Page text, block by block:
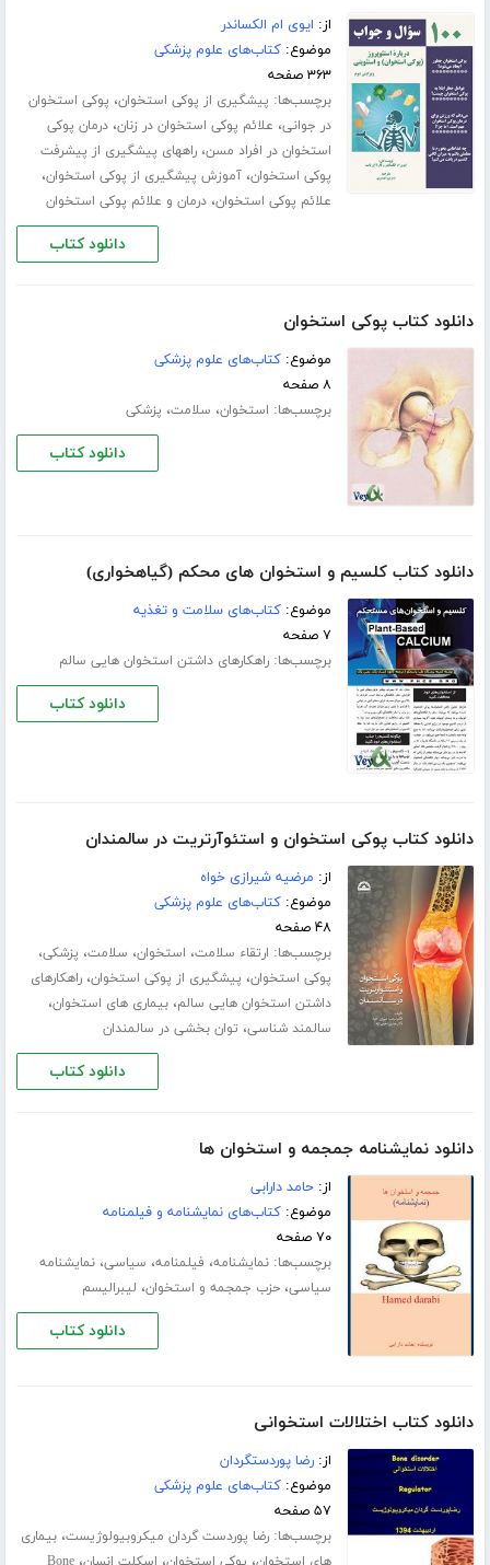
از: ایوی ام الکساندر
موضوع:کتاب‌های علوم پزشکی
۳۶۳ صفحه
برچسب‌ها: پیشگیری از پوکی استخوان، پوکی استخوان
در جوانی، علائم پوکی استخوان در زنان،درمان پوکی
استخوان در افراد مسن،راههای پیشگیری از پیشرفت
پوکی استخوان،آموزش پیشگیری از پوکی استخوان،
علائم پوکی استخوان،درمان و علائم پوکی استخوان
دانلود کتاب
دانلود کتاب پوکی استخوان
موضوع:کتاب‌های علوم پزشکی
۸ صفحه
برچسب‌ها: استخوان، سلامت، پزشکی
دانلود کتاب
دانلود کتاب کلسیم و استخوان های محکم (گیاهخواری)
موضوع:کتاب‌های سلامت و تغذیه
۷ صفحه
برچسب‌ها:راهکارهای داشتن استخوان هایی سالم
دانلود کتاب
دانلود کتاب پوکی استخوان و استئوآرتریت در سالمندان
از: مرضیه شیرازی خواه
موضوع:کتاب‌های علوم پزشکی
۴۸ صفحه
برچسب‌ها: ارتقاء سلامت، استخوان، سلامت، پزشکی،
پوکی استخوان، پیشگیری از پوکی استخوان،راهکارهای
داشتن استخوان هایی سالم،بیماری های استخوان،
سالمند شناسی، توان بخشی در سالمندان
دانلود کتاب
دانلود نمایشنامه جمجمه و استخوان ها
از:حامد دارابی
موضوع:کتاب‌های نمایشنامه و فیلمنامه
۷۰ صفحه
برچسب‌ها:نمایشنامه، فیلمنامه، سیاسی،نمایشنامه
سیاسی،حزب جمجمه و استخوان، لیبرالیسم
دانلود کتاب
دانلود کتاب اختلالات استخوانی
از:رضا پوردستگردان
موضوع:کتاب‌های علوم پزشکی
۵۷ صفحه
برچسب‌ها:رضا پوردست گردان میکروبیولوژیست،بیماری